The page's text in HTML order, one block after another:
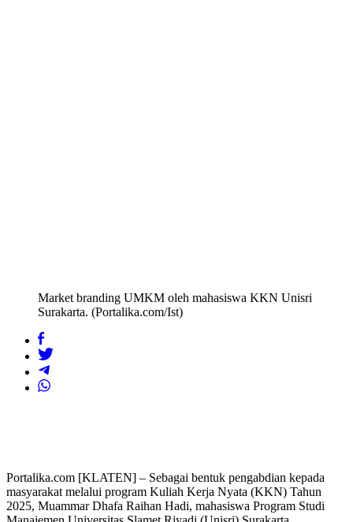
Market branding UMKM oleh mahasiswa KKN Unisri
Surakarta. (Portalika.com/Ist)
Portalika.com [KLATEN] – Sebagai bentuk pengabdian kepada
masyarakat melalui program Kuliah Kerja Nyata (KKN) Tahun
2025, Muammar Dhafa Raihan Hadi, mahasiswa Program Studi